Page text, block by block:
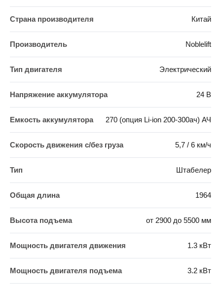
Страна производителя Китай
Производитель Noblelift
Тип двигателя Электрический
Напряжение аккумулятора 24 В
Емкость аккумулятора 270 (опция Li-ion 200-300ач) АЧ
Скорость движения c/без груза 5,7 / 6 км/ч
Тип Штабелер
Общая длина 1964
Высота подъема от 2900 до 5500 мм
Мощность двигателя движения 1.3 кВт
Мощность двигателя подъема 3.2 кВт